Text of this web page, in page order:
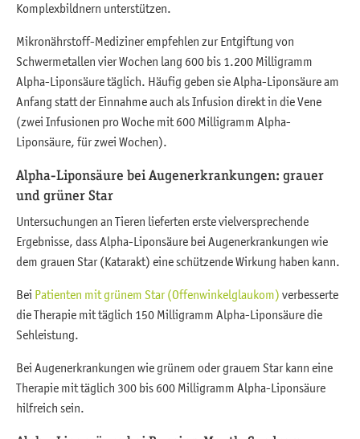
Komplexbildnern unterstützen.
Mikronährstoff-Mediziner empfehlen zur Entgiftung von
Schwermetallen vier Wochen lang 600 bis 1.200 Milligramm
Alpha-Liponsäure täglich. Häufig geben sie Alpha-Liponsäure am
Anfang statt der Einnahme auch als Infusion direkt in die Vene
(zwei Infusionen pro Woche mit 600 Milligramm Alpha-
Liponsäure, für zwei Wochen).
Alpha-Liponsäure bei Augenerkrankungen: grauer
und grüner Star
Untersuchungen an Tieren lieferten erste vielversprechende
Ergebnisse, dass Alpha-Liponsäure bei Augenerkrankungen wie
dem grauen Star (Katarakt) eine schützende Wirkung haben kann.
Bei Patienten mit grünem Star (Offenwinkelglaukom) verbesserte
die Therapie mit täglich 150 Milligramm Alpha-Liponsäure die
Sehleistung.
Bei Augenerkrankungen wie grünem oder grauem Star kann eine
Therapie mit täglich 300 bis 600 Milligramm Alpha-Liponsäure
hilfreich sein.